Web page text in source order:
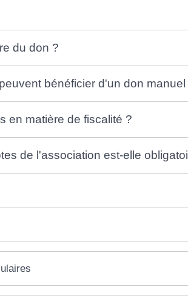
du don ?
bénéficier d'un don manuel
en matière de fiscalité ?
de l'association est-elle